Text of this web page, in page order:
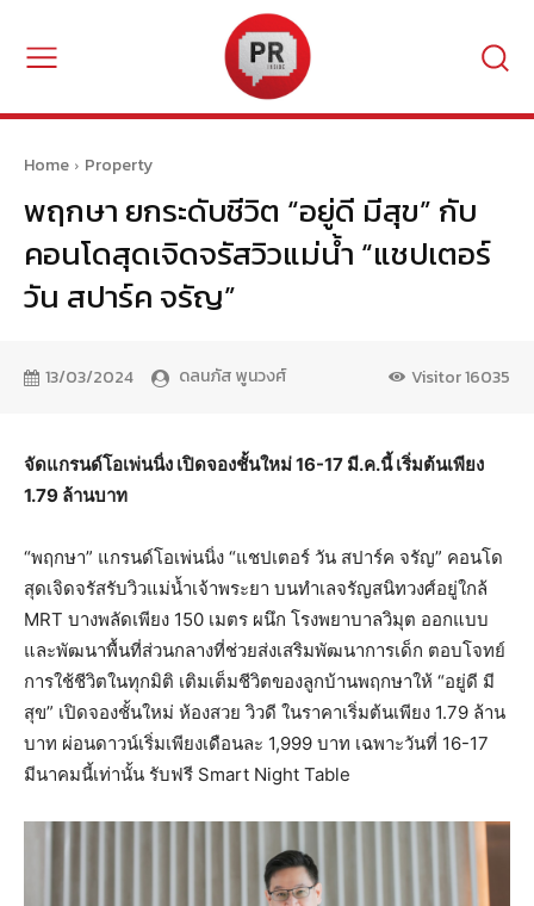
Home Property
พฤกษา ยกระดับชีวิต “อยู่ดี มีสุข” กับ
คอนโดสุดเจิดจรัสวิวแม่น้ำ “แชปเตอร์
วัน สปาร์ค จรัญ”
13/03/2024 ดลนภัส พูนวงศ์ Visitor16035
จัดแกรนด์โอเพ่นนิ่ง เปิดจองชั้นใหม่ 16-17 มี.ค.นี้ เริ่มต้นเพียง
1.79 ล้านบาท
“พฤกษา” แกรนด์โอเพ่นนิ่ง “แชปเตอร์ วัน สปาร์ค จรัญ” คอนโด
สุดเจิดจรัสรับวิวแม่น้ำเจ้าพระยา บนทำเลจรัญสนิทวงศ์อยู่ใกล้
MRT บางพลัดเพียง 150 เมตร ผนึก โรงพยาบาลวิมุต ออกแบบ
และพัฒนาพื้นที่ส่วนกลางที่ช่วยส่งเสริมพัฒนาการเด็ก ตอบโจทย์
การใช้ชีวิตในทุกมิติ เติมเต็มชีวิตของลูกบ้านพฤกษาให้ “อยู่ดี มี
สุข” เปิดจองชั้นใหม่ ห้องสวย วิวดี ในราคาเริ่มต้นเพียง 1.79 ล้าน
บาท ผ่อนดาวน์เริ่มเพียงเดือนละ 1,999 บาท เฉพาะวันที่ 16-17
มีนาคมนี้เท่านั้น รับฟรี Smart Night Table